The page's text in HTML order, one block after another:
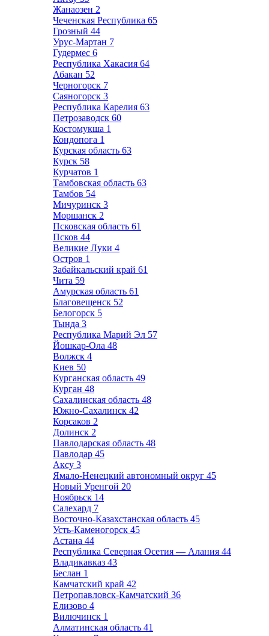
Жанаозен 2
Чеченская Республика 65
Грозный 44
Урус-Мартан 7
Гудермес 6
Республика Хакасия 64
Абакан 52
Черногорск 7
Саяногорск 3
Республика Карелия 63
Петрозаводск 60
Костомукша 1
Кондопога 1
Курская область 63
Курск 58
Курчатов 1
Тамбовская область 63
Тамбов 54
Мичуринск 3
Моршанск 2
Псковская область 61
Псков 44
Великие Луки 4
Остров 1
Забайкальский край 61
Чита 59
Амурская область 61
Благовещенск 52
Белогорск 5
Тында 3
Республика Марий Эл 57
Йошкар-Ола 48
Волжск 4
Киев 50
Курганская область 49
Курган 48
Сахалинская область 48
Южно-Сахалинск 42
Корсаков 2
Долинск 2
Павлодарская область 48
Павлодар 45
Аксу 3
Ямало-Ненецкий автономный округ 45
Новый Уренгой 20
Ноябрьск 14
Салехард 7
Восточно-Казахстанская область 45
Усть-Каменогорск 45
Астана 44
Республика Северная Осетия — Алания 44
Владикавказ 43
Беслан 1
Камчатский край 42
Петропавловск-Камчатский 36
Елизово 4
Вилючинск 1
Алматинская область 41